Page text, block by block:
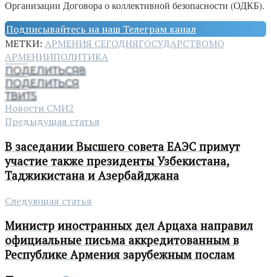
Организации Договора о коллективной безопасности (ОДКБ).
Подписывайтесь на наш Телеграм канал
МЕТКИ: АРМЕНИЯ СЕГОДНЯГОСУДАРСТВОМО
АРМЕНИИПОЛИТИКА
ПОДЕЛИТЬСЯ8
ПОДЕЛИТЬСЯ
ТВИТ5
Новости СМИ2
Предыдущая статья
В заседании Высшего совета ЕАЭС примут
участие также президенты Узбекистана,
Таджикистана и Азербайджана
Следующая статья
Министр иностранных дел Арцаха направил
официальные письма аккредитованным в
Республике Армения зарубежным послам